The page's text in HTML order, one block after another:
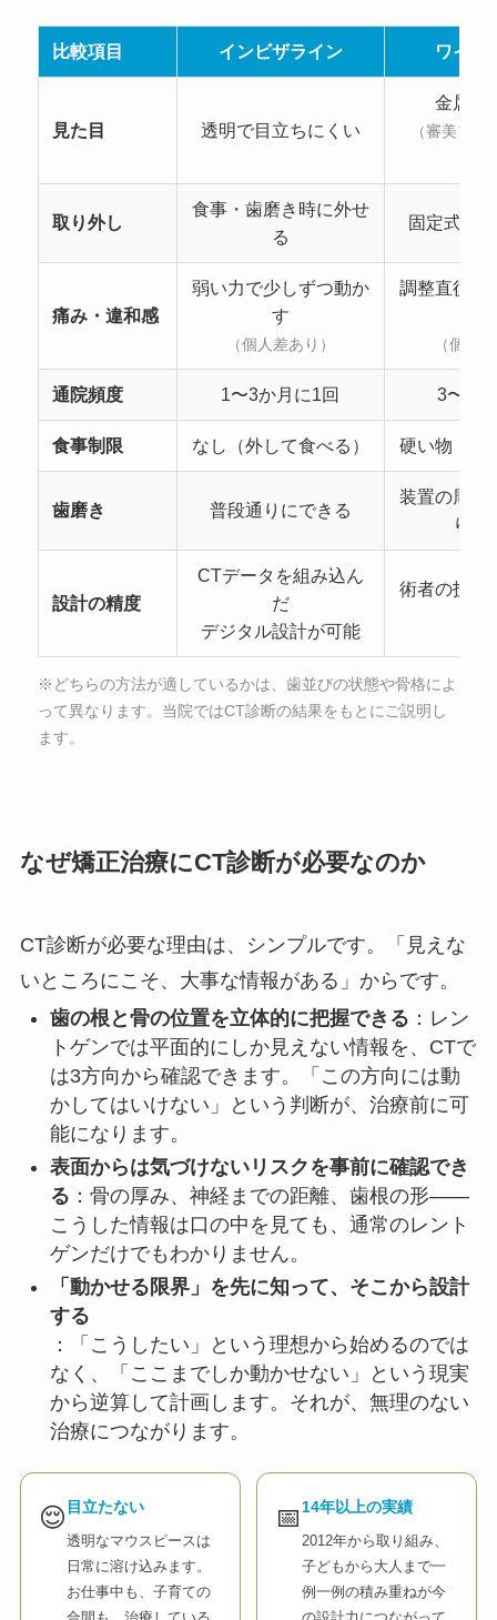
比較項目 インビザライン ワイヤ
見た目 透明で目立ちにくい
金属が
（審美ブラ
取り外し
食事・歯磨き時に外せ
る
固定式（
痛み・違和感
弱い力で少しずつ動か
す
（個人差あり）
調整直後に
（個人
通院頻度 1〜3か月に1回 3〜4週
食事制限 なし（外して食べる） 硬い物・粘
歯磨き 普段通りにできる
装置の周り
りや
設計の精度
CTデータを組み込ん
だ
デジタル設計が可能
術者の技術
※どちらの方法が適しているかは、歯並びの状態や骨格によ
って異なります。当院ではCT診断の結果をもとにご説明し
ます。
なぜ矯正治療にCT診断が必要なのか
CT診断が必要な理由は、シンプルです。「見えな
いところにこそ、大事な情報がある」からです。
歯の根と骨の位置を立体的に把握できる ：レン
トゲンでは平面的にしか見えない情報を、CTで
は3方向から確認できます。「この方向には動
かしてはいけない」という判断が、治療前に可
能になります。
表面からは気づけないリスクを事前に確認でき
る ：骨の厚み、神経までの距離、歯根の形——
こうした情報は口の中を見ても、通常のレント
ゲンだけでもわかりません。
「動かせる限界」を先に知って、そこから設計
する
：「こうしたい」という理想から始めるのでは
なく、「ここまでしか動かせない」という現実
から逆算して計画します。それが、無理のない
治療につながります。
😌 目立たない
透明なマウスピースは
日常に溶け込みます。
お仕事中も、子育ての
📅14年以上の実績
2012年から取り組み、
子どもから大人まで一
例一例の積み重ねが今